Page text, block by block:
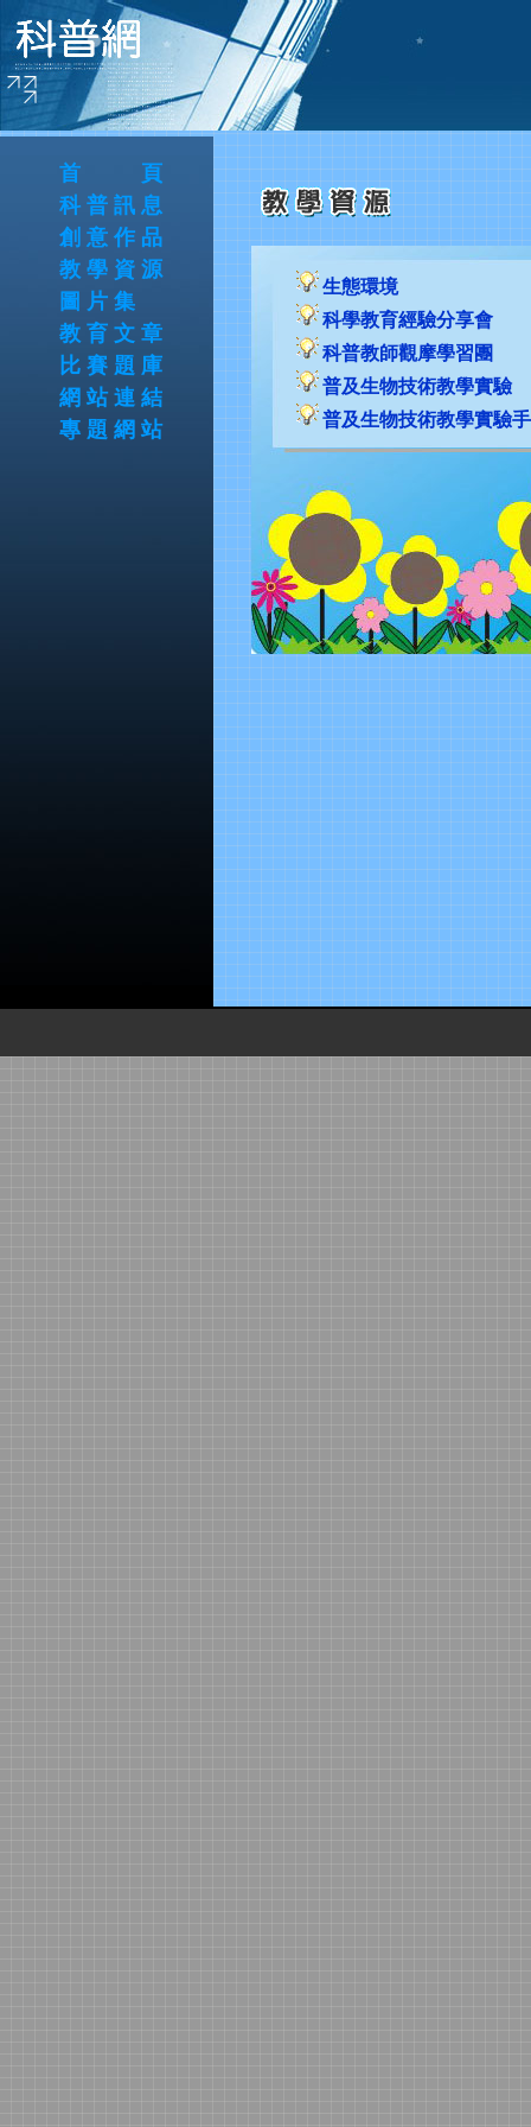
首 頁
科普訊息
創意作品
教學資源
圖片集
教育文章
比賽題庫
網站連結
專題網站
生態環境
科學教育經驗分享會
科普教師觀摩學習團
普及生物技術教學實驗
普及生物技術教學實驗